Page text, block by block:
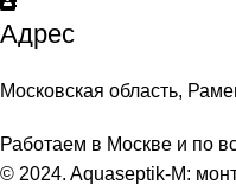
Адрес
Московская область,
Работаем в Москве и по
© 2024. Aquaseptik-M: